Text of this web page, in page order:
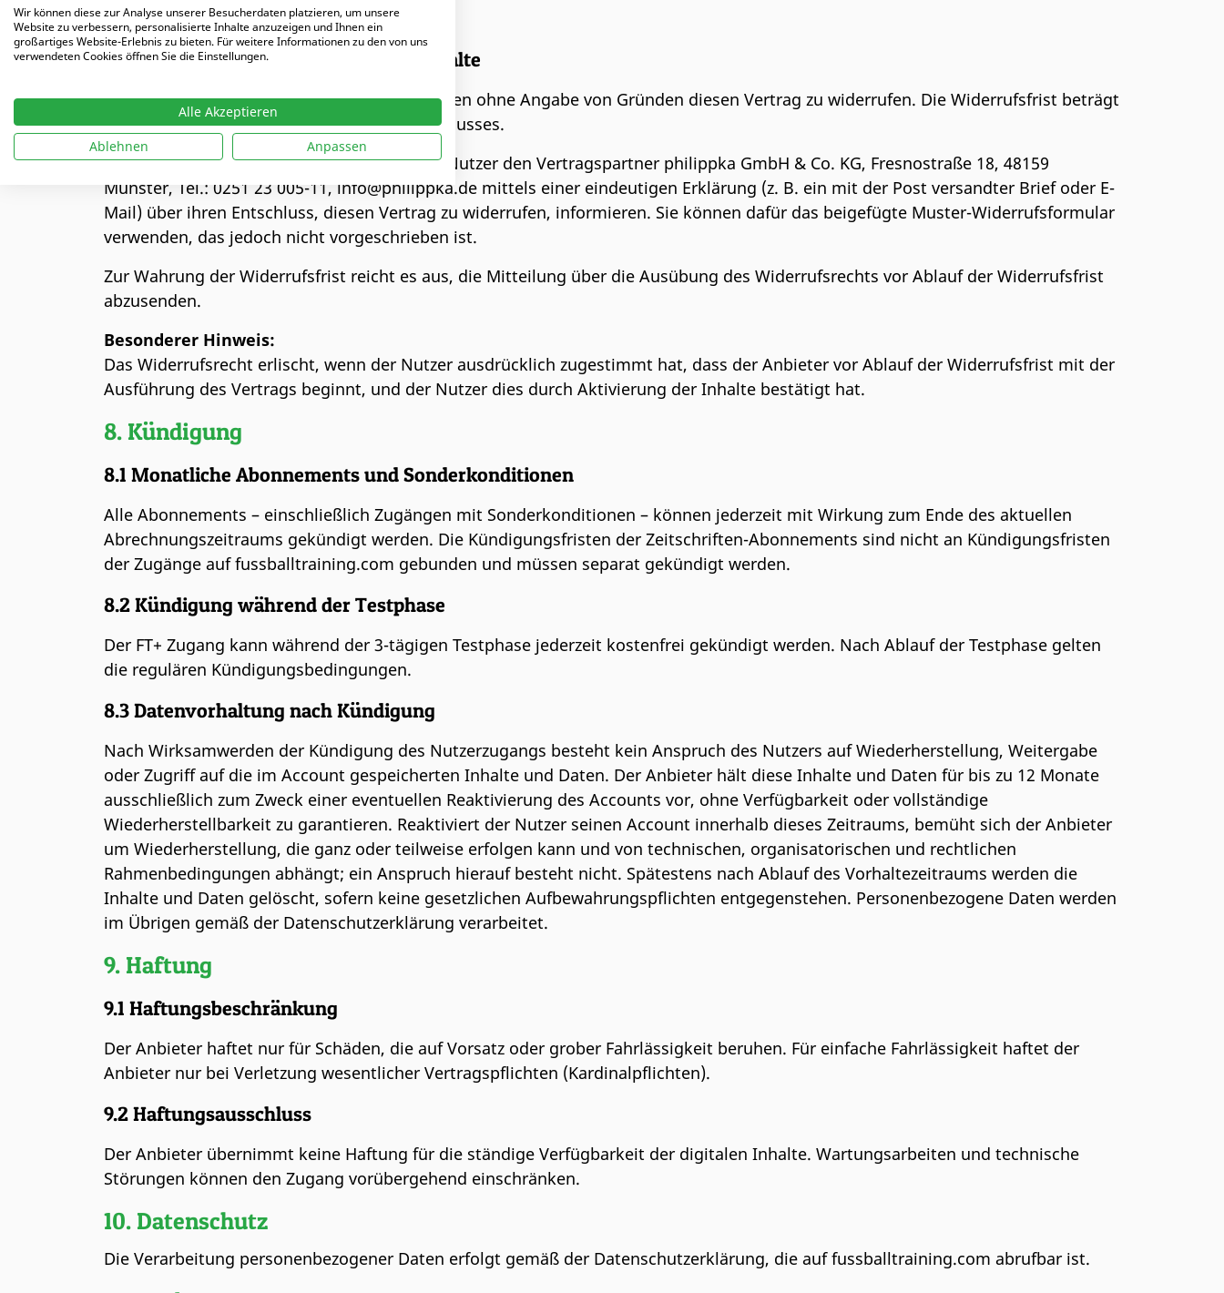
7. Widerrufsrecht
7.1 Widerrufsbelehrung für digitale Inhalte
Nutzer haben das Recht, binnen vierzehn Tagen ohne Angabe von Gründen diesen Vertrag zu widerrufen. Die Widerrufsfrist beträgt
vierzehn Tage ab dem Tag des Vertragsabschlusses.
Um das Widerrufsrecht auszuüben, müssen Nutzer den Vertragspartner philippka GmbH & Co. KG, Fresnostraße 18, 48159
Münster, Tel.: 0251 23 005-11, info@philippka.de mittels einer eindeutigen Erklärung (z. B. ein mit der Post versandter Brief oder E-
Mail) über ihren Entschluss, diesen Vertrag zu widerrufen, informieren. Sie können dafür das beigefügte Muster-Widerrufsformular
verwenden, das jedoch nicht vorgeschrieben ist.
Zur Wahrung der Widerrufsfrist reicht es aus, die Mitteilung über die Ausübung des Widerrufsrechts vor Ablauf der Widerrufsfrist
abzusenden.
Besonderer Hinweis:
Das Widerrufsrecht erlischt, wenn der Nutzer ausdrücklich zugestimmt hat, dass der Anbieter vor Ablauf der Widerrufsfrist mit der
Ausführung des Vertrags beginnt, und der Nutzer dies durch Aktivierung der Inhalte bestätigt hat.
8. Kündigung
8.1 Monatliche Abonnements und Sonderkonditionen
Alle Abonnements – einschließlich Zugängen mit Sonderkonditionen – können jederzeit mit Wirkung zum Ende des aktuellen
Abrechnungszeitraums gekündigt werden. Die Kündigungsfristen der Zeitschriften-Abonnements sind nicht an Kündigungsfristen
der Zugänge auf fussballtraining.com gebunden und müssen separat gekündigt werden.
8.2 Kündigung während der Testphase
Der FT+ Zugang kann während der 3-tägigen Testphase jederzeit kostenfrei gekündigt werden. Nach Ablauf der Testphase gelten
die regulären Kündigungsbedingungen.
8.3 Datenvorhaltung nach Kündigung
Nach Wirksamwerden der Kündigung des Nutzerzugangs besteht kein Anspruch des Nutzers auf Wiederherstellung, Weitergabe
oder Zugriff auf die im Account gespeicherten Inhalte und Daten. Der Anbieter hält diese Inhalte und Daten für bis zu 12 Monate
ausschließlich zum Zweck einer eventuellen Reaktivierung des Accounts vor, ohne Verfügbarkeit oder vollständige
Wiederherstellbarkeit zu garantieren. Reaktiviert der Nutzer seinen Account innerhalb dieses Zeitraums, bemüht sich der Anbieter
um Wiederherstellung, die ganz oder teilweise erfolgen kann und von technischen, organisatorischen und rechtlichen
Rahmenbedingungen abhängt; ein Anspruch hierauf besteht nicht. Spätestens nach Ablauf des Vorhaltezeitraums werden die
Inhalte und Daten gelöscht, sofern keine gesetzlichen Aufbewahrungspflichten entgegenstehen. Personenbezogene Daten werden
im Übrigen gemäß der Datenschutzerklärung verarbeitet.
9. Haftung
9.1 Haftungsbeschränkung
Der Anbieter haftet nur für Schäden, die auf Vorsatz oder grober Fahrlässigkeit beruhen. Für einfache Fahrlässigkeit haftet der
Anbieter nur bei Verletzung wesentlicher Vertragspflichten (Kardinalpflichten).
9.2 Haftungsausschluss
Der Anbieter übernimmt keine Haftung für die ständige Verfügbarkeit der digitalen Inhalte. Wartungsarbeiten und technische
Störungen können den Zugang vorübergehend einschränken.
10. Datenschutz
Die Verarbeitung personenbezogener Daten erfolgt gemäß der Datenschutzerklärung, die auf fussballtraining.com abrufbar ist.
Wir können diese zur Analyse unserer Besucherdaten platzieren, um unsere
Website zu verbessern, personalisierte Inhalte anzuzeigen und Ihnen ein
großartiges Website-Erlebnis zu bieten. Für weitere Informationen zu den von uns
verwendeten Cookies öffnen Sie die Einstellungen.
Alle Akzeptieren
Ablehnen
Anpassen